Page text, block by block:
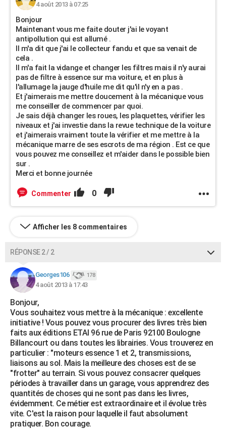
4 août 2013 à 07:25
Bonjour
Maintenant vous me faite douter j'ai le voyant
antipollution qui est allumé .
Il m'a dit que j'ai le collecteur fandu et que sa venait de
cela .
Il m'a fait la vidange et changer les filtres mais il n'y aurai
pas de filtre à essence sur ma voiture, et en plus à
l'allumage la jauge d'huile me dit qu'il n'y en a pas .
Et j'aimerais me mettre doucement à la mécanique vous
me conseiller de commencer par quoi.
Je sais déjà changer les roues, les plaquettes, vérifier les
niveaux et j'ai investie dans la revue technique de la voiture
et j'aimerais vraiment toute la vérifier et me mettre à la
mécanique marre de ses escrots de ma région . Est ce que
vous pouvez me conseillez et m'aider dans le possible bien
sur .
Merci et bonne journée
Commenter 0
Afficher les 8 commentaires
RÉPONSE 2 / 2
Georges106 178
4 août 2013 à 17:43
Bonjour,
Vous souhaitez vous mettre à la mécanique : excellente
initiative ! Vous pouvez vous procurer des livres très bien
faits aux éditions ETAI 96 rue de Paris 92100 Boulogne
Billancourt ou dans toutes les librairies. Vous trouverez en
particulier : "moteurs essence 1 et 2, transmissions,
liaisons au sol. Mais la meilleure des choses est de se
"frotter" au terrain. Si vous pouvez consacrer quelques
périodes à travailler dans un garage, vous apprendrez des
quantités de choses qui ne sont pas dans les livres,
évidemment. Ce métier est extraordinaire et il évolue très
vite. C'est la raison pour laquelle il faut absolument
pratiquer. Bon courage.